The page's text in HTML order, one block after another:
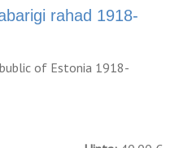
rahad 1918-
of Estonia 1918-